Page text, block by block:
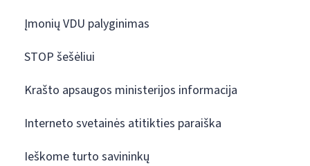
Įmonių VDU palyginimas
STOP šešėliui
Krašto apsaugos ministerijos informacija
Interneto svetainės atitikties paraiška
Ieškome turto savininkų